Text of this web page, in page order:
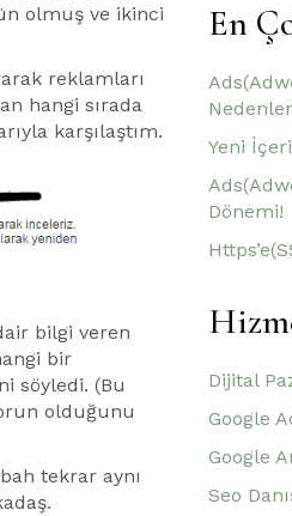
olmuş ve ikinci
reklamları
hangi sırada
karşılaştım.
bilgi veren
bir
söyledi. (Bu
olduğunu
tekrar aynı
En
Yeni
Dönemi!
Dijital
Google
Google
Seo